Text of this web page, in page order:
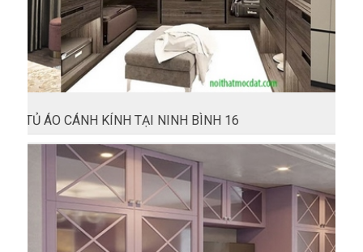
TỦ ÁO CÁNH KÍNH TẠI NINH BÌNH 16